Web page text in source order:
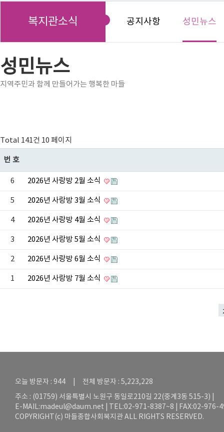
복지관소식 공지사항 성민뉴스
성민뉴스
지역주민과 함께 만들어가는 행복한 마들
Total 141건 10 페이지
번호
6 2026년 사랑방 2월 소식
5 2026년 사랑방 3월 소식
4 2026년 사랑방 4월 소식
3 2026년 사랑방 5월 소식
2 2026년 사랑방 6월 소식
1 2026년 사랑방 7월 소식
오늘 방문자 : 944 | 전체 방문자 : 5,223,228
주소 : (01759) 서울특별시 노원구 동일로210길 22(중계3동 515-3) |
E-MAIL:madeul@daum.net | TEL:02-971-8387~8 | FAX:02-976-
COPYRIGHT(c) 마들종합사회복지관 ALL RIGHTS RESERVED.